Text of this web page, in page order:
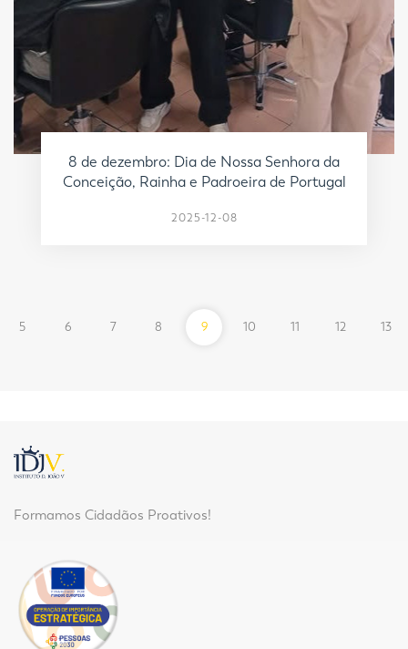
8 de dezembro: Dia de Nossa Senhora da
Conceição, Rainha e Padroeira de Portugal
2025-12-08
5 6 7 8 9 10 11 12 13
Formamos Cidadãos Proativos!